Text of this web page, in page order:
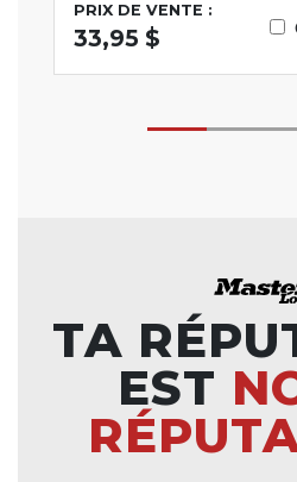
PRIX DE VENTE :
33,95 $
TA
EST